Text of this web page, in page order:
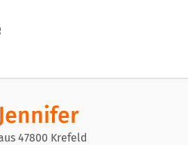
Jennifer
47800 Krefeld